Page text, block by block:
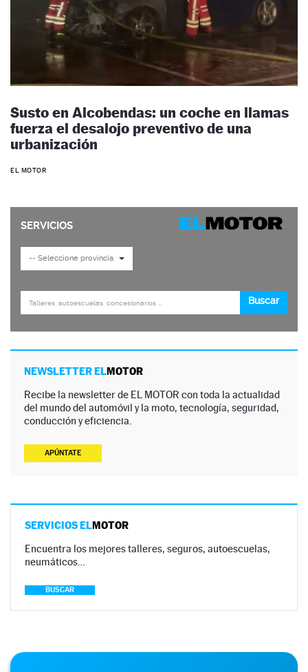
Susto en Alcobendas: un coche en llamas
fuerza el desalojo preventivo de una
urbanización
EL MOTOR
NEWSLETTER ELMOTOR
Recibe la newsletter de EL MOTOR con toda la actualidad
del mundo del automóvil y la moto, tecnología, seguridad,
conducción y eficiencia.
APÚNTATE
SERVICIOS ELMOTOR
Encuentra los mejores talleres, seguros, autoescuelas,
neumáticos…
BUSCAR